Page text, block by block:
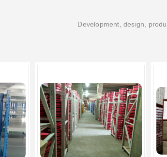
Development, design,